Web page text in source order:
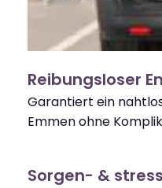
Reibungsloser
Garantiert ein
Emmen ohne
Sorgen- &